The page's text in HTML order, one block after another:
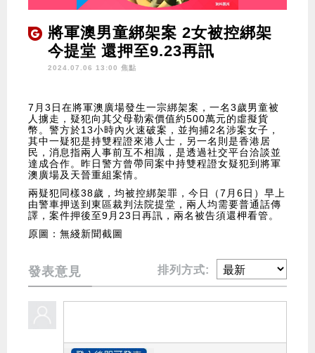
將軍澳男童綁架案 2女被控綁架
今提堂 還押至9.23再訊
2024.07.06 13:00 焦點
7月3日在將軍澳廣場發生一宗綁架案，一名3歲男童被
人擄走，疑犯向其父母勒索價值約500萬元的虛擬貨
幣。警方於13小時內火速破案，並拘捕2名涉案女子，
其中一疑犯是持雙程證來港人士，另一名則是香港居
民，消息指兩人事前互不相識，是透過社交平台洽談並
達成合作。昨日警方曾帶同案中持雙程證女疑犯到將軍
澳廣場及天晉重組案情。
兩疑犯同樣38歲，均被控綁架罪，今日（7月6日）早上
由警車押送到東區裁判法院提堂，兩人均需要普通話傳
譯，案件押後至9月23日再訊，兩名被告須還柙看管。
原圖：無綫新聞截圖
發表意見 排列方式: